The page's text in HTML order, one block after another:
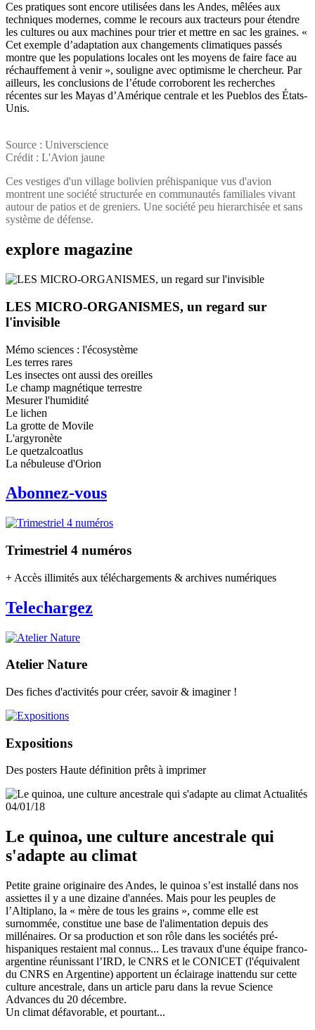
Ces pratiques sont encore utilisées dans les Andes, mêlées aux
techniques modernes, comme le recours aux tracteurs pour étendre
les cultures ou aux machines pour trier et mettre en sac les graines. «
Cet exemple d’adaptation aux changements climatiques passés
montre que les populations locales ont les moyens de faire face au
réchauffement à venir », souligne avec optimisme le chercheur. Par
ailleurs, les conclusions de l’étude corroborent les recherches
récentes sur les Mayas d’Amérique centrale et les Pueblos des États-
Unis.
Source : Universcience
Crédit : L'Avion jaune
Ces vestiges d'un village bolivien préhispanique vus d'avion
montrent une société structurée en communautés familiales vivant
autour de patios et de greniers. Une société peu hierarchisée et sans
système de défense.
explore magazine
LES MICRO-ORGANISMES, un regard sur
l'invisible
Mémo sciences : l'écosystème
Les terres rares
Les insectes ont aussi des oreilles
Le champ magnétique terrestre
Mesurer l'humidité
Le lichen
La grotte de Movile
L'argyronète
Le quetzalcoatlus
La nébuleuse d'Orion
Abonnez-vous
Trimestriel 4 numéros
+ Accès illimités aux téléchargements & archives numériques
Telechargez
Atelier Nature
Des fiches d'activités pour créer, savoir & imaginer !
Expositions
Des posters Haute définition prêts à imprimer
Actualités
04/01/18
Le quinoa, une culture ancestrale qui
s'adapte au climat
Petite graine originaire des Andes, le quinoa s’est installé dans nos
assiettes il y a une dizaine d'années. Mais pour les peuples de
l’Altiplano, la « mère de tous les grains », comme elle est
surnommée, constitue une base de l'alimentation depuis des
millénaires. Or sa production et son rôle dans les sociétés pré-
hispaniques restaient mal connus... Les travaux d'une équipe franco-
argentine réunissant l’IRD, le CNRS et le CONICET (l'équivalent
du CNRS en Argentine) apportent un éclairage inattendu sur cette
culture ancestrale, dans un article paru dans la revue Science
Advances du 20 décembre.
Un climat défavorable, et pourtant...